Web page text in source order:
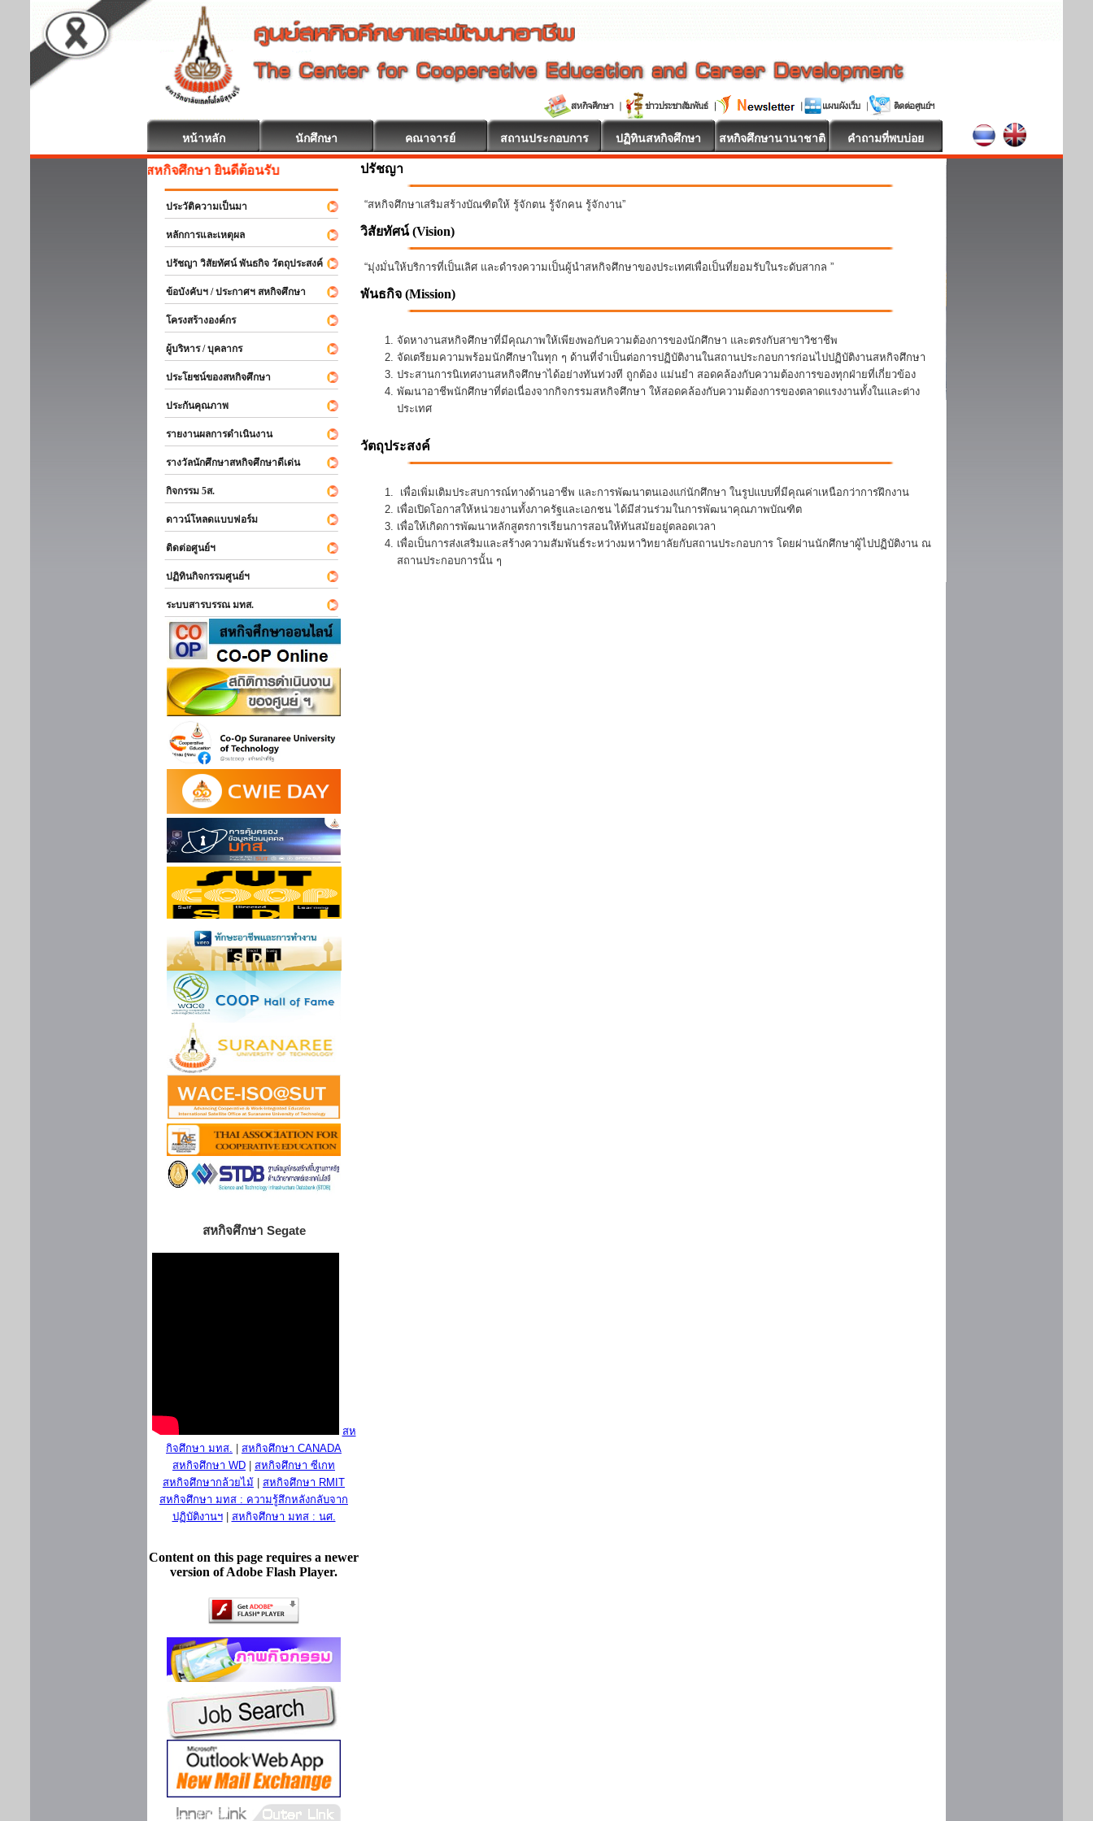
หน้าหลัก นักศึกษา คณาจารย์ สถานประกอบการ ปฏิทินสหกิจศึกษา สหกิจศึกษานานาชาติ คำถามที่พบบ่อย
สหกิจศึกษา ยินดีต้อนรับ
ประวัติความเป็นมา
หลักการและเหตุผล
ปรัชญา วิสัยทัศน์ พันธกิจ วัตถุประสงค์
ข้อบังคับฯ / ประกาศฯ สหกิจศึกษา
โครงสร้างองค์กร
ผู้บริหาร / บุคลากร
ประโยชน์ของสหกิจศึกษา
ประกันคุณภาพ
รายงานผลการดำเนินงาน
รางวัลนักศึกษาสหกิจศึกษาดีเด่น
กิจกรรม 5ส.
ดาวน์โหลดแบบฟอร์ม
ติดต่อศูนย์ฯ
ปฏิทินกิจกรรมศูนย์ฯ
ระบบสารบรรณ มทส.
สหกิจศึกษา Segate
สห
กิจศึกษา มทส.
สหกิจศึกษา CANADA
สหกิจศึกษา WD
สหกิจศึกษา ซีเกท
สหกิจศึกษากล้วยไม้
สหกิจศึกษา RMIT
สหกิจศึกษา มทส : ความรู้สึกหลังกลับจาก
ปฏิบัติงานฯ| สหกิจศึกษา มทส : นศ.
Content on this page requires a newer
version of Adobe Flash Player.
ปรัชญา
“สหกิจศึกษาเสริมสร้างบัณฑิตให้ รู้จักตน รู้จักคน รู้จักงาน”
วิสัยทัศน์ (Vision)
“มุ่งมั่นให้บริการที่เป็นเลิศ และดำรงความเป็นผู้นำสหกิจศึกษาของประเทศเพื่อเป็นที่ยอมรับในระดับสากล ”
พันธกิจ (Mission)
จัดหางานสหกิจศึกษาที่มีคุณภาพให้เพียงพอกับความต้องการของนักศึกษา และตรงกับสาขาวิชาชีพ
จัดเตรียมความพร้อมนักศึกษาในทุก ๆ ด้านที่จำเป็นต่อการปฏิบัติงานในสถานประกอบการก่อนไปปฏิบัติงานสหกิจศึกษา
ประสานการนิเทศงานสหกิจศึกษาได้อย่างทันท่วงที ถูกต้อง แม่นยำ สอดคล้องกับความต้องการของทุกฝ่ายที่เกี่ยวข้อง
พัฒนาอาชีพนักศึกษาที่ต่อเนื่องจากกิจกรรมสหกิจศึกษา ให้สอดคล้องกับความต้องการของตลาดแรงงานทั้งในและต่าง
ประเทศ
วัตถุประสงค์
เพื่อเพิ่มเติมประสบการณ์ทางด้านอาชีพ และการพัฒนาตนเองแก่นักศึกษา ในรูปแบบที่มีคุณค่าเหนือกว่าการฝึกงาน
เพื่อเปิดโอกาสให้หน่วยงานทั้งภาครัฐและเอกชน ได้มีส่วนร่วมในการพัฒนาคุณภาพบัณฑิต
เพื่อให้เกิดการพัฒนาหลักสูตรการเรียนการสอนให้ทันสมัยอยู่ตลอดเวลา
เพื่อเป็นการส่งเสริมและสร้างความสัมพันธ์ระหว่างมหาวิทยาลัยกับสถานประกอบการ โดยผ่านนักศึกษาผู้ไปปฏิบัติงาน ณ
สถานประกอบการนั้น ๆ